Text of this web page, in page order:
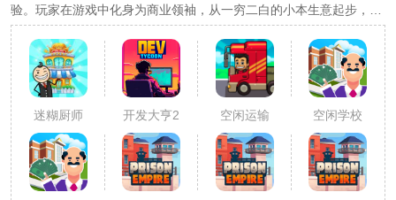
验。玩家在游戏中化身为商业领袖，从一穷二白的小本生意起步，通
过不懈努力，逐步扩张自己的商业版图，直至成就一番商业传奇，成
为名副其实的大亨。
迷糊厨师
大亨
开发大亨2
空闲运输
大亨
空闲学校
大亨无限
钞票